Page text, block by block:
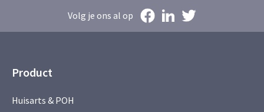
Volg je ons al op
Product
Huisarts & POH